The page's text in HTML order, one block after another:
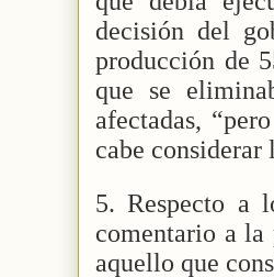
decisión del
producción de
que se
afectadas,
cabe considerar
5. Respecto a
comentario a la
aquello que